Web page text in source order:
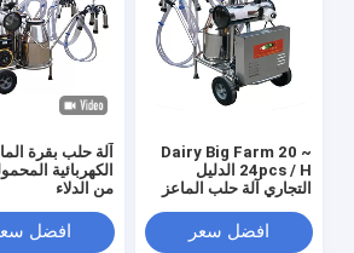
Dairy Big Farm 20 ~
24pcs / H الدليل
التجاري آلة حلب الماعز
افضل سعر
آلة حلب بقرة
الكهربائية
من الدلاء
افضل